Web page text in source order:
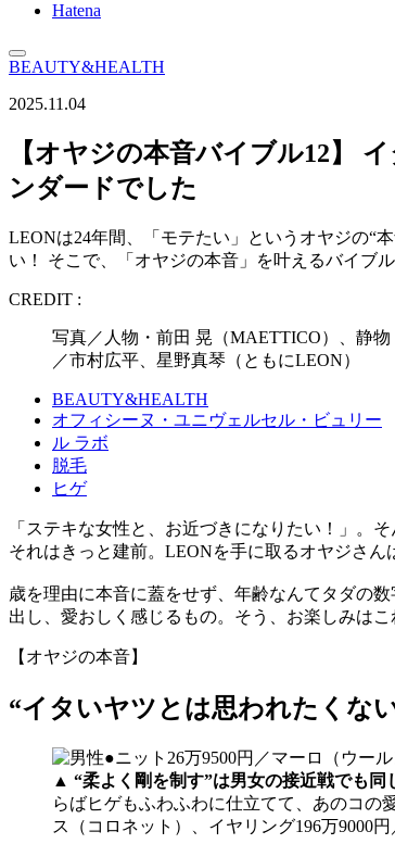
Hatena
BEAUTY&HEALTH
2025.11.04
【オヤジの本音バイブル12】
ンダードでした
LEONは24年間、「モテたい」というオヤジの“
い！ そこで、「オヤジの本音」を叶えるバイブ
CREDIT :
写真／人物・前田 晃（MAETTICO）、
／市村広平、星野真琴（ともにLEON）
BEAUTY&HEALTH
オフィシーヌ・ユニヴェルセル・ビュリー
ル ラボ
脱毛
ヒゲ
「ステキな女性と、お近づきになりたい！」。
それはきっと建前。LEONを手に取るオヤジさん
歳を理由に本音に蓋をせず、年齢なんてタダの
出し、愛おしく感じるもの。そう、お楽しみは
【オヤジの本音】
“イタいヤツとは思われたくな
▲ “柔よく剛を制す”は男女の接近戦でも同
らばヒゲもふわふわに仕立てて、あのコ
ス（コロネット）、イヤリング196万9000